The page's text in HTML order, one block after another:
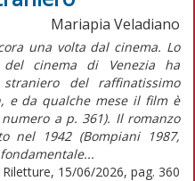
Mariapia Veladiano
una volta dal cinema. Lo
cinema di Venezia ha
del raffinatissimo
e da qualche mese il film è
a p. 361). Il romanzo
nel 1942 (Bompiani 1987,
Riletture, 15/06/2026, pag. 360